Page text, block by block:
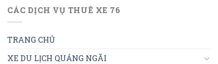
CÁC DỊCH VỤ THUÊ XE 76
TRANG CHỦ
XE DU LỊCH QUẢNG NGÃI